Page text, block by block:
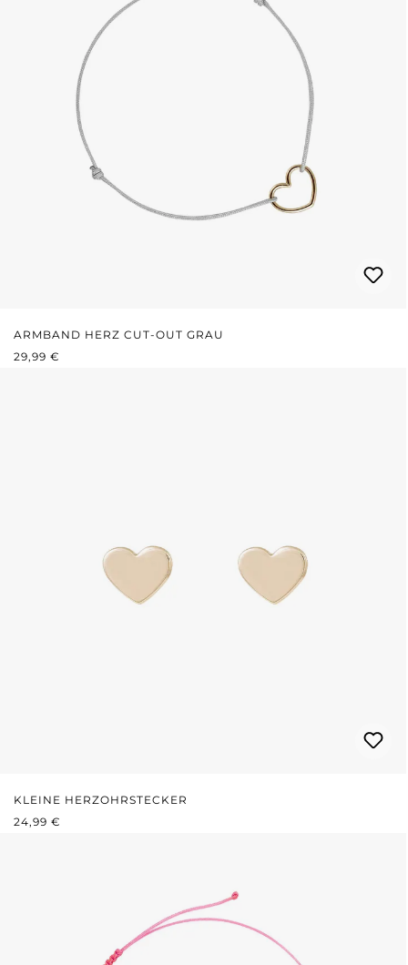
ARMBAND HERZ CUT-OUT GRAU
REGULÄRER PREIS:
29,99 €
KLEINE HERZOHRSTECKER
REGULÄRER PREIS:
24,99 €